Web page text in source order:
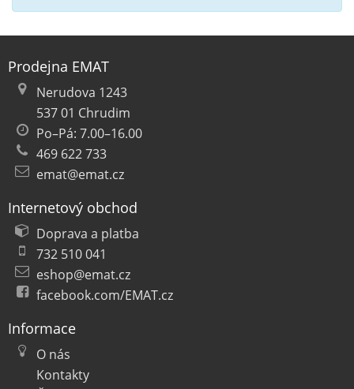
Prodejna EMAT
Nerudova 1243
537 01 Chrudim
Po–Pá: 7.00–16.00
469 622 733
emat@emat.cz
Internetový obchod
Doprava a platba
732 510 041
eshop@emat.cz
facebook.com/EMAT.cz
Informace
O nás
Kontakty